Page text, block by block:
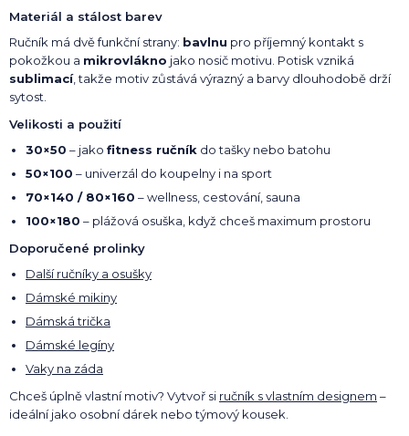
Materiál a stálost barev
Ručník má dvě funkční strany: bavlnu pro příjemný kontakt s
pokožkou a mikrovlákno jako nosič motivu. Potisk vzniká
sublimací, takže motiv zůstává výrazný a barvy dlouhodobě drží
sytost.
Velikosti a použití
30×50 – jako fitness ručník do tašky nebo batohu
50×100 – univerzál do koupelny i na sport
70×140 / 80×160 – wellness, cestování, sauna
100×180 – plážová osuška, když chceš maximum prostoru
Doporučené prolinky
Další ručníky a osušky
Dámské mikiny
Dámská trička
Dámské legíny
Vaky na záda
Chceš úplně vlastní motiv? Vytvoř si ručník s vlastním designem –
ideální jako osobní dárek nebo týmový kousek.